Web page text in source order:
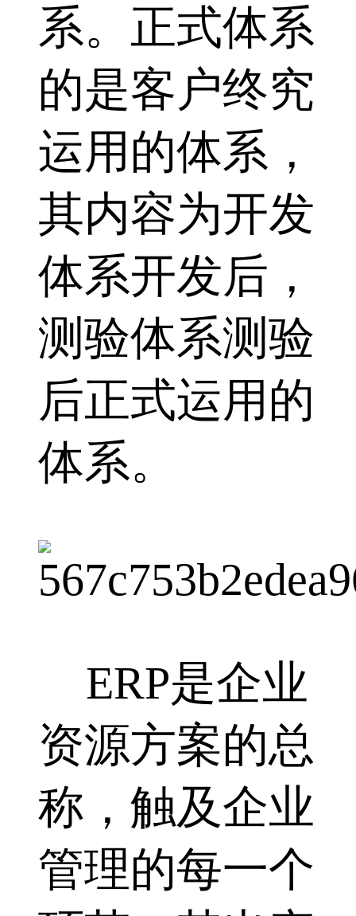
系。正式体系
的是客户终究
运用的体系，
其内容为开发
体系开发后，
测验体系测验
后正式运用的
体系。
ERP是企业
资源方案的总
称，触及企业
管理的每一个